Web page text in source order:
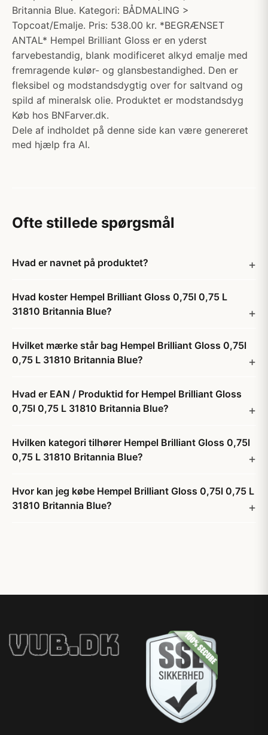
Britannia Blue. Kategori: BÅDMALING >
Topcoat/Emalje. Pris: 538.00 kr. *BEGRÆNSET
ANTAL* Hempel Brilliant Gloss er en yderst
farvebestandig, blank modificeret alkyd emalje med
fremragende kulør- og glansbestandighed. Den er
fleksibel og modstandsdygtig over for saltvand og
spild af mineralsk olie. Produktet er modstandsdyg
Køb hos BNFarver.dk.
Dele af indholdet på denne side kan være genereret
med hjælp fra AI.
Ofte stillede spørgsmål
Hvad er navnet på produktet?
Hvad koster Hempel Brilliant Gloss 0,75l 0,75 L
31810 Britannia Blue?
Hvilket mærke står bag Hempel Brilliant Gloss 0,75l
0,75 L 31810 Britannia Blue?
Hvad er EAN / Produktid for Hempel Brilliant Gloss
0,75l 0,75 L 31810 Britannia Blue?
Hvilken kategori tilhører Hempel Brilliant Gloss 0,75l
0,75 L 31810 Britannia Blue?
Hvor kan jeg købe Hempel Brilliant Gloss 0,75l 0,75 L
31810 Britannia Blue?